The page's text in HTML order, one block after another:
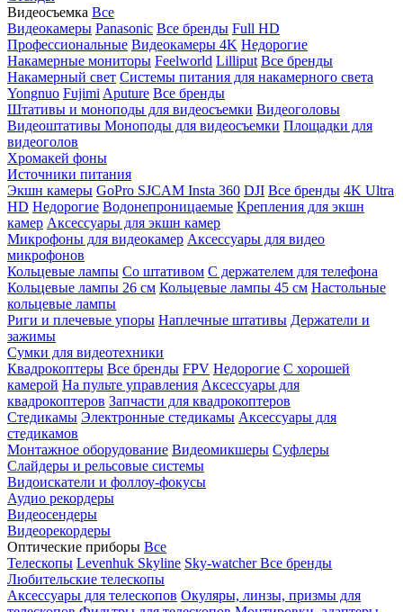
Видеосъемка Все
Видеокамеры Panasonic Все бренды Full HD
Профессиональные Видеокамеры 4K Недорогие
Накамерные мониторы Feelworld Lilliput Все бренды
Накамерный свет Системы питания для накамерного света
Yongnuo Fujimi Aputure Все бренды
Штативы и моноподы для видеосъемки Видеоголовы
Видеоштативы Моноподы для видеосъемки Площадки для
видеоголов
Хромакей фоны
Источники питания
Экшн камеры GoPro SJCAM Insta 360 DJI Все бренды 4K Ultra
HD Недорогие Водонепроницаемые Крепления для экшн
камер Аксессуары для экшн камер
Микрофоны для видеокамер Аксессуары для видео
микрофонов
Кольцевые лампы Со штативом C держателем для телефона
Кольцевые лампы 26 см Кольцевые лампы 45 см Настольные
кольцевые лампы
Риги и плечевые упоры Наплечные штативы Держатели и
зажимы
Сумки для видеотехники
Квадрокоптеры Все бренды FPV Недорогие С хорошей
камерой На пульте управления Аксессуары для
квадрокоптеров Запчасти для квадрокоптеров
Стедикамы Электронные стедикамы Аксессуары для
стедикамов
Монтажное оборудование Видеомикшеры Суфлеры
Слайдеры и рельсовые системы
Видоискатели и фоллоу-фокусы
Аудио рекордеры
Видеосендеры
Видеорекордеры
Оптические приборы Все
Телескопы Levenhuk Skyline Sky-watcherВсе бренды
Любительские телескопы
Аксессуары для телескопов Окуляры, линзы, призмы для